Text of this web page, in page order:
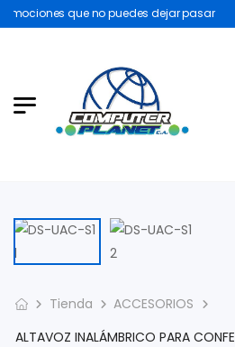
que no puedes dejar pasar
Tienda
ACCESORIOS